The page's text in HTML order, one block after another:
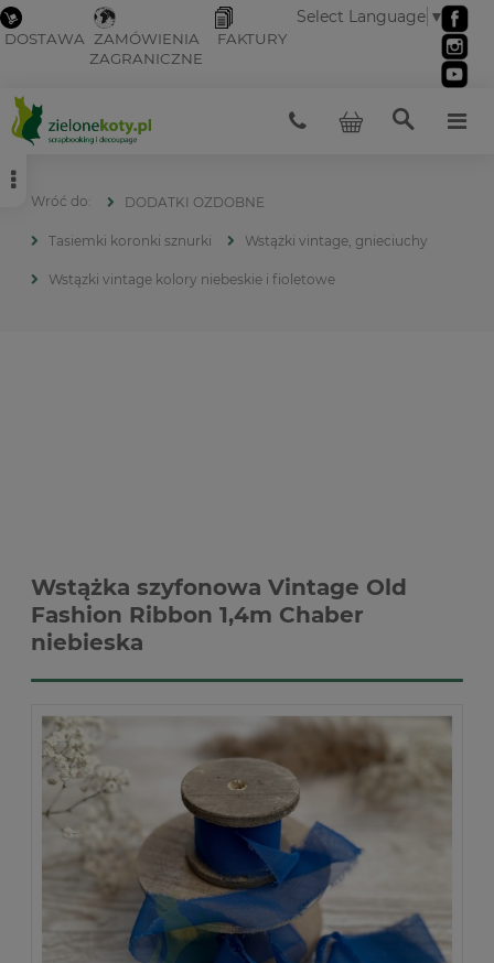
DOSTAWA ZAMÓWIENIA
ZAGRANICZNE
FAKTURY
Select Language ▼
DODATKI OZDOBNE
Tasiemki koronki sznurki Wstążki vintage, gnieciuchy
Wstązki vintage kolory niebeskie i fioletowe
Wstążka szyfonowa Vintage Old
Fashion Ribbon 1,4m Chaber
niebieska